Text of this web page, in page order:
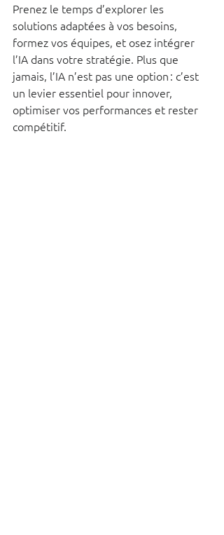
Prenez le temps d’explorer les
solutions adaptées à vos besoins,
formez vos équipes, et osez intégrer
l’IA dans votre stratégie. Plus que
jamais, l’IA n’est pas une option : c’est
un levier essentiel pour innover,
optimiser vos performances et rester
compétitif.